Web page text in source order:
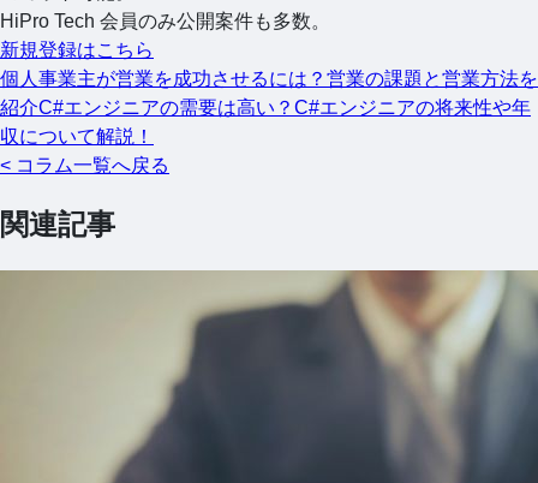
HiPro Tech 会員のみ公開案件も多数。
新規登録はこちら
個人事業主が営業を成功させるには？営業の課題と営業方法を
紹介C#エンジニアの需要は高い？C#エンジニアの将来性や年
収について解説！
< コラム一覧へ戻る
関連記事